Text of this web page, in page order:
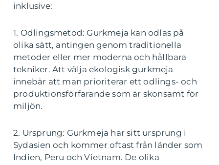
inklusive:
1. Odlingsmetod: Gurkmeja kan odlas på
olika sätt, antingen genom traditionella
metoder eller mer moderna och hållbara
tekniker. Att välja ekologisk gurkmeja
innebär att man prioriterar ett odlings- och
produktionsförfarande som är skonsamt för
miljön.
2. Ursprung: Gurkmeja har sitt ursprung i
Sydasien och kommer oftast från länder som
Indien, Peru och Vietnam. De olika